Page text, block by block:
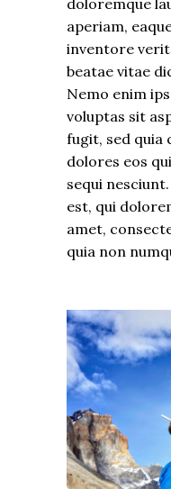
doloremque
aperiam,
inventore
beatae vitae
Nemo enim
voluptas sit
fugit, sed quia
dolores eos
sequi
est, qui
amet,
quia non